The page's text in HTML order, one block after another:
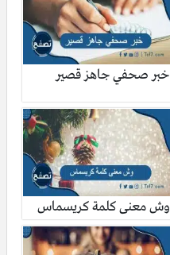
خبر صحفي جاهز قصير
وش معنى كلمة كريسماس